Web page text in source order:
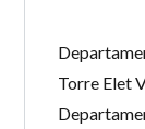
Torre Elet